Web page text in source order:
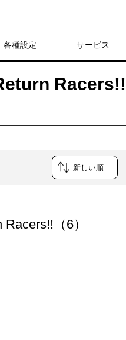
各種設定 サービス
蔦屋書店
（6）